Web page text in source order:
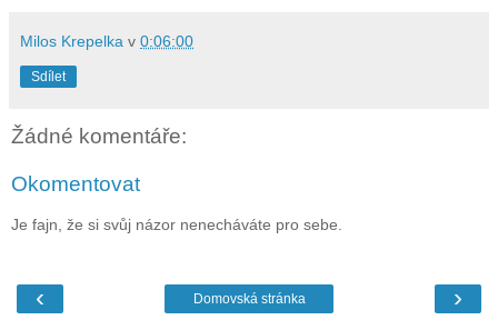
Milos Krepelka v 0:06:00
Sdílet
Žádné komentáře:
Okomentovat
Je fajn, že si svůj názor nenecháváte pro sebe.
‹ ›
Domovská stránka